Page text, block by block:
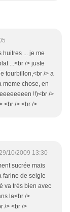
huitres ... je me
...<br /> juste
tourbillon,<br /> a
meme chose, en
!!)<br />
<br /> <br />
10/2009 13:30
sucrée mais
farine de seigle
va très bien avec
la<br />
/> <br />